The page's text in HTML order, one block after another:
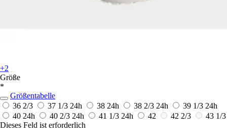
+2
Größe
*
Größentabelle
36 2/3
37 1/3 24h 38 24h 38 2/3 24h 39 1/3 24h
40 24h 40 2/3 24h 41 1/3 24h 42 42 2/3
43 1/3
Dieses Feld ist erforderlich